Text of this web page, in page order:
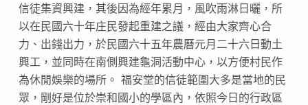
信徒集資興建，其後因為經年累月，風吹雨淋日曬，所
以在民國六十年庄民發起重建之議，經由大家齊心合
力、出錢出力，於民國六十五年農曆元月二十六日動土
興工，並同時在南側興建龜洞活動中心，以方便村民作
為休閒娛樂的場所。 福安堂的信徒範圍大多是當地的民
眾，剛好是位於崇和國小的學區內，依照今日的行政區